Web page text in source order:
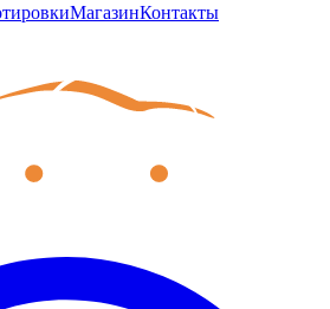
МагазинКонтакты